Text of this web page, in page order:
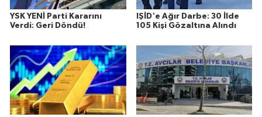
YSK YENİ Parti Kararını
Verdi: Geri Döndü!
IŞİD'e Ağır Darbe: 30 İlde
105 Kişi Gözaltına Alındı